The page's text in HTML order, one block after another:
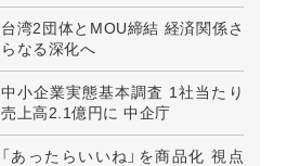
台湾2団体とMOU締結 経済関係さ
らなる深化へ
中小企業実態基本調査 1社当たり
売上高2.1億円に 中企庁
「あったらいいね」を商品化 視点